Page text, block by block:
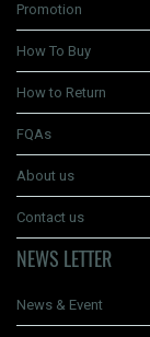
Promotion
How To Buy
How to Return
FQAs
About us
Contact us
NEWS LETTER
News & Event